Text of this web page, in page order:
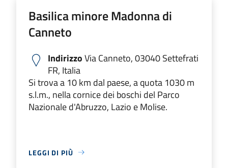
Basilica minore Madonna di
Canneto
IndirizzoVia Canneto, 03040 Settefrati
FR, Italia
Si trova a 10 km dal paese, a quota 1030 m
s.l.m., nella cornice dei boschi del Parco
Nazionale d'Abruzzo, Lazio e Molise.
LEGGI DI PIÙ